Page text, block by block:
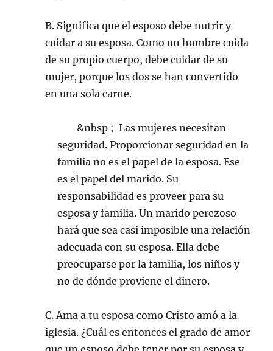
B. Significa que el esposo debe nutrir y
cuidar a su esposa. Como un hombre cuida
de su propio cuerpo, debe cuidar de su
mujer, porque los dos se han convertido
en una sola carne.
&nbsp ; Las mujeres necesitan
seguridad. Proporcionar seguridad en la
familia no es el papel de la esposa. Ese
es el papel del marido. Su
responsabilidad es proveer para su
esposa y familia. Un marido perezoso
hará que sea casi imposible una relación
adecuada con su esposa. Ella debe
preocuparse por la familia, los niños y
no de dónde proviene el dinero.
C. Ama a tu esposa como Cristo amó a la
iglesia. ¿Cuál es entonces el grado de amor